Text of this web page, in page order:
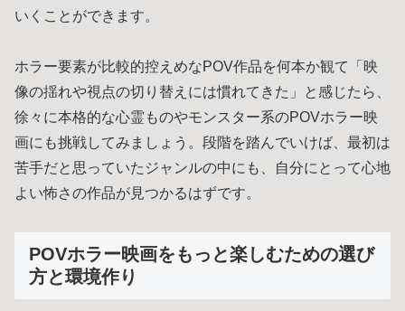
いくことができます。
ホラー要素が比較的控えめなPOV作品を何本か観て「映
像の揺れや視点の切り替えには慣れてきた」と感じたら、
徐々に本格的な心霊ものやモンスター系のPOVホラー映
画にも挑戦してみましょう。段階を踏んでいけば、最初は
苦手だと思っていたジャンルの中にも、自分にとって心地
よい怖さの作品が見つかるはずです。
POVホラー映画をもっと楽しむための選び
方と環境作り